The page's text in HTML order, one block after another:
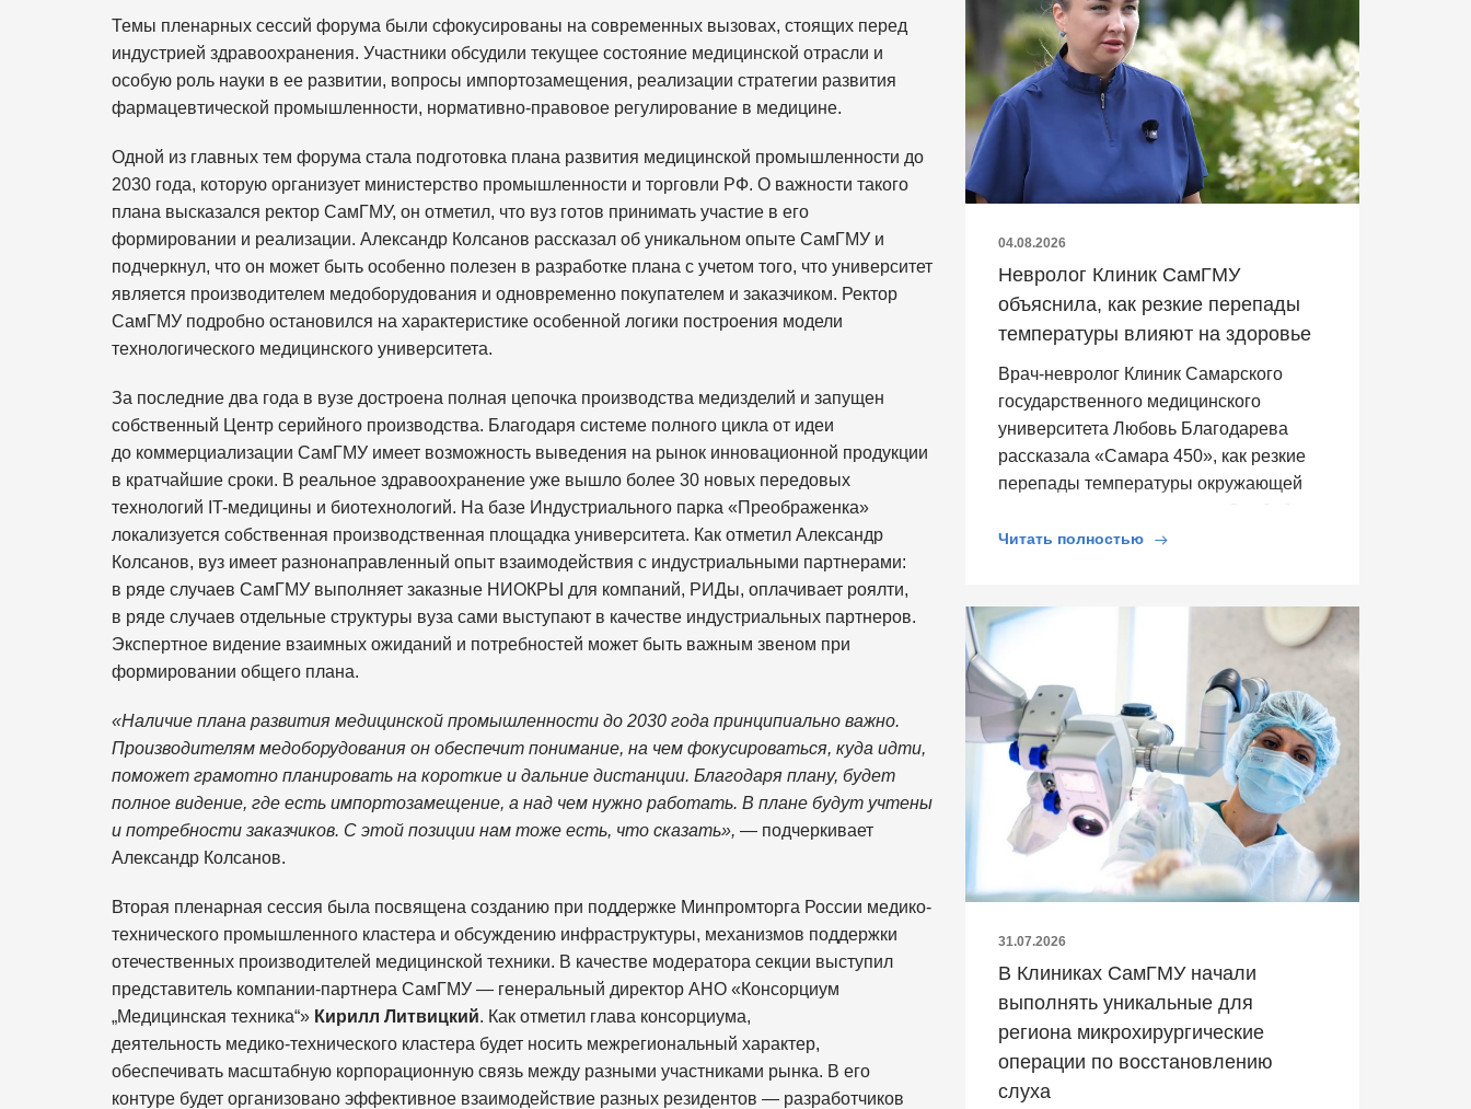
Темы пленарных сессий форума были сфокусированы на современных вызовах, стоящих перед
индустрией здравоохранения. Участники обсудили текущее состояние медицинской отрасли и
особую роль науки в ее развитии, вопросы импортозамещения, реализации стратегии развития
фармацевтической промышленности, нормативно-правовое регулирование в медицине.
Одной из главных тем форума стала подготовка плана развития медицинской промышленности до
2030 года, которую организует министерство промышленности и торговли РФ. О важности такого
плана высказался ректор СамГМУ, он отметил, что вуз готов принимать участие в его
формировании и реализации. Александр Колсанов рассказал об уникальном опыте СамГМУ и
подчеркнул, что он может быть особенно полезен в разработке плана с учетом того, что университет
является производителем медоборудования и одновременно покупателем и заказчиком. Ректор
СамГМУ подробно остановился на характеристике особенной логики построения модели
технологического медицинского университета.
За последние два года в вузе достроена полная цепочка производства медизделий и запущен
собственный Центр серийного производства. Благодаря системе полного цикла от идеи
до коммерциализации СамГМУ имеет возможность выведения на рынок инновационной продукции
в кратчайшие сроки. В реальное здравоохранение уже вышло более 30 новых передовых
технологий IT-медицины и биотехнологий. На базе Индустриального парка «Преображенка»
локализуется собственная производственная площадка университета. Как отметил Александр
Колсанов, вуз имеет разнонаправленный опыт взаимодействия с индустриальными партнерами:
в ряде случаев СамГМУ выполняет заказные НИОКРЫ для компаний, РИДы, оплачивает роялти,
в ряде случаев отдельные структуры вуза сами выступают в качестве индустриальных партнеров.
Экспертное видение взаимных ожиданий и потребностей может быть важным звеном при
формировании общего плана.
«Наличие плана развития медицинской промышленности до 2030 года принципиально важно.
Производителям медоборудования он обеспечит понимание, на чем фокусироваться, куда идти,
поможет грамотно планировать на короткие и дальние дистанции. Благодаря плану, будет
полное видение, где есть импортозамещение, а над чем нужно работать. В плане будут учтены
и потребности заказчиков. С этой позиции нам тоже есть, что сказать», — подчеркивает
Александр Колсанов.
Вторая пленарная сессия была посвящена созданию при поддержке Минпромторга России медико-
технического промышленного кластера и обсуждению инфраструктуры, механизмов поддержки
отечественных производителей медицинской техники. В качестве модератора секции выступил
представитель компании-партнера СамГМУ — генеральный директор АНО «Консорциум
„Медицинская техника“» Кирилл Литвицкий. Как отметил глава консорциума,
деятельность медико-технического кластера будет носить межрегиональный характер,
обеспечивать масштабную корпорационную связь между разными участниками рынка. В его
контуре будет организовано эффективное взаимодействие разных резидентов — разработчиков
04.08.2026
Невролог Клиник СамГМУ
объяснила, как резкие перепады
температуры влияют на здоровье
Врач-невролог Клиник Самарского
государственного медицинского
университета Любовь Благодарева
рассказала «Самара 450», как резкие
перепады температуры окружающей
Читать полностью
31.07.2026
В Клиниках СамГМУ начали
выполнять уникальные для
региона микрохирургические
операции по восстановлению
слуха